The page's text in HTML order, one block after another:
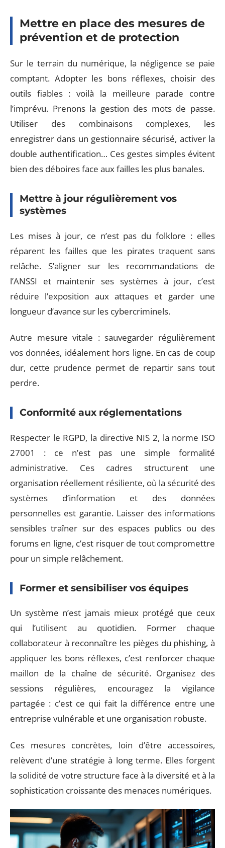
Mettre en place des mesures de
prévention et de protection
Sur le terrain du numérique, la négligence se paie
comptant. Adopter les bons réflexes, choisir des
outils fiables : voilà la meilleure parade contre
l’imprévu. Prenons la gestion des mots de passe.
Utiliser des combinaisons complexes, les
enregistrer dans un gestionnaire sécurisé, activer la
double authentification… Ces gestes simples évitent
bien des déboires face aux failles les plus banales.
Mettre à jour régulièrement vos
systèmes
Les mises à jour, ce n’est pas du folklore : elles
réparent les failles que les pirates traquent sans
relâche. S’aligner sur les recommandations de
l’ANSSI et maintenir ses systèmes à jour, c’est
réduire l’exposition aux attaques et garder une
longueur d’avance sur les cybercriminels.
Autre mesure vitale : sauvegarder régulièrement
vos données, idéalement hors ligne. En cas de coup
dur, cette prudence permet de repartir sans tout
perdre.
Conformité aux réglementations
Respecter le RGPD, la directive NIS 2, la norme ISO
27001 : ce n’est pas une simple formalité
administrative. Ces cadres structurent une
organisation réellement résiliente, où la sécurité des
systèmes d’information et des données
personnelles est garantie. Laisser des informations
sensibles traîner sur des espaces publics ou des
forums en ligne, c’est risquer de tout compromettre
pour un simple relâchement.
Former et sensibiliser vos équipes
Un système n’est jamais mieux protégé que ceux
qui l’utilisent au quotidien. Former chaque
collaborateur à reconnaître les pièges du phishing, à
appliquer les bons réflexes, c’est renforcer chaque
maillon de la chaîne de sécurité. Organisez des
sessions régulières, encouragez la vigilance
partagée : c’est ce qui fait la différence entre une
entreprise vulnérable et une organisation robuste.
Ces mesures concrètes, loin d’être accessoires,
relèvent d’une stratégie à long terme. Elles forgent
la solidité de votre structure face à la diversité et à la
sophistication croissante des menaces numériques.